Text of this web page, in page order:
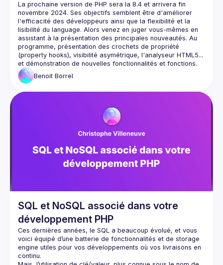
La prochaine version de PHP sera la 8.4 et arrivera fin
novembre 2024. Ses objectifs semblent être d'améliorer
l'efficacité des développeurs ainsi que la flexibilité et la
lisibilité du language. Alors venez en juger vous-mêmes en
assistant à la présentation des principales nouveautés. Au
programme, présentation des crochets de propriété
(property hooks), visibilité asymétrique, l'analyseur HTML5...
Benoit Borrel
SQL et NoSQL associé dans votre
développement PHP
Ces dernières années, le SQL a beaucoup évolué, et vous
voici équipé d’une batterie de fonctionnalités et de storage
engine utiles pour vos développements où vos livraisons en
continu.